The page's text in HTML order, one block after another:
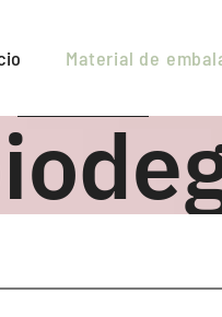
Material de